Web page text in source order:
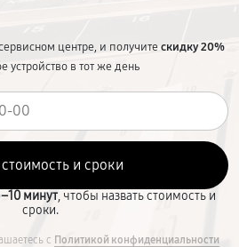
центре, и получитескидку 20%
устройство в тот же день
минут, чтобы назвать стоимость и
сроки.
с Политикой конфиденциальности